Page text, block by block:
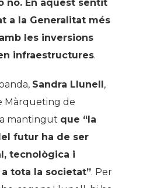
no. En aquest sentit
a la Generalitat més
les inversions
infraestructures.
Sandra Llunell,
Màrqueting de
mantingut que “la
futur ha de ser
tecnològica i
tota la societat”. Per